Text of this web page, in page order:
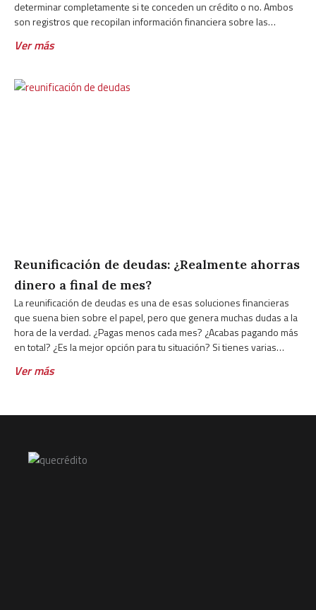
determinar completamente si te conceden un crédito o no. Ambos
son registros que recopilan información financiera sobre las
los
Ver más
Reunificación de deudas: ¿Realmente ahorras
dinero a final de mes?
La reunificación de deudas es una de esas soluciones financieras
que suena bien sobre el papel, pero que genera muchas dudas a la
hora de la verdad. ¿Pagas menos cada mes? ¿Acabas pagando más
en total? ¿Es la mejor opción para tu situación? Si tienes varias
Ver más